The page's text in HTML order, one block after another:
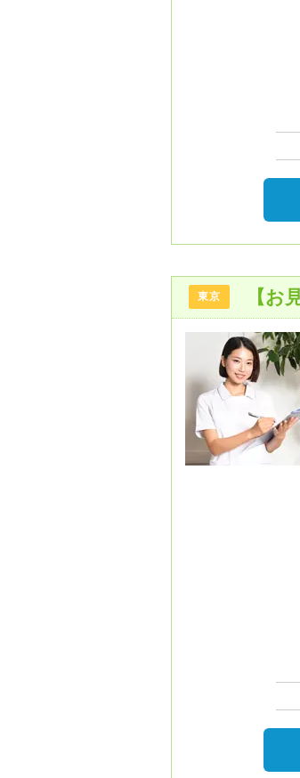
東京 【お